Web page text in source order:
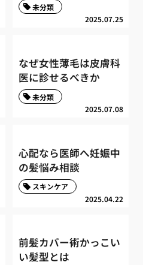
2025.07.25
未分類
なぜ女性薄毛は皮膚科
医に診せるべきか
2025.07.08
未分類
心配なら医師へ妊娠中
の髪悩み相談
2025.04.22
スキンケア
前髪カバー術かっこい
い髪型とは